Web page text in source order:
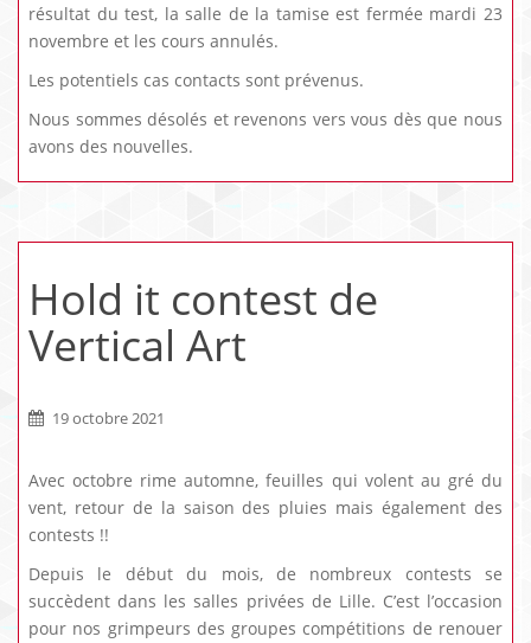
résultat du test, la salle de la tamise est fermée mardi 23
novembre et les cours annulés.
Les potentiels cas contacts sont prévenus.
Nous sommes désolés et revenons vers vous dès que nous
avons des nouvelles.
Hold it contest de
Vertical Art
19 octobre 2021
Avec octobre rime automne, feuilles qui volent au gré du
vent, retour de la saison des pluies mais également des
contests !!
Depuis le début du mois, de nombreux contests se
succèdent dans les salles privées de Lille. C’est l’occasion
pour nos grimpeurs des groupes compétitions de renouer